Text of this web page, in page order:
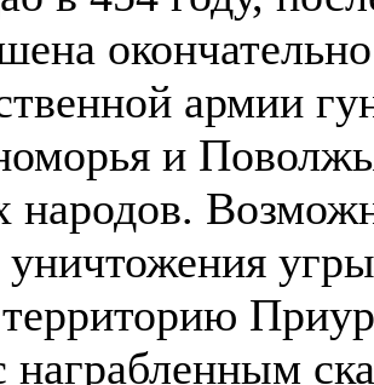
армии
и
народов.
награбленным